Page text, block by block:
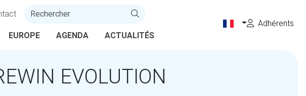
EUROPE AGENDA ACTUALITÉS
Adhérents
EVOLUTION